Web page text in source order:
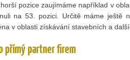
pozice zaujímáme například v
na 53. pozici. Určitě máme ještě
v oblasti získávání stavebních a
přímý partner firem